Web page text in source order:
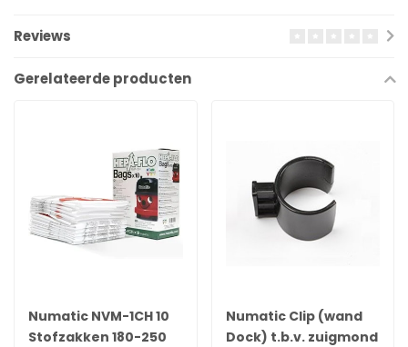
Reviews
Gerelateerde producten
Numatic NVM-1CH 10
Stofzakken 180-250
Numatic Clip (wand
Dock) t.b.v. zuigmond